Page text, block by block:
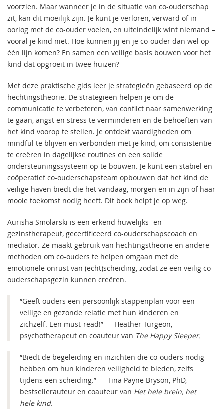
voorzien. Maar wanneer je in de situatie van co-ouderschap
zit, kan dit moeilijk zijn. Je kunt je verloren, verward of in
oorlog met de co-ouder voelen, en uiteindelijk wint niemand –
vooral je kind niet. Hoe kunnen jij en je co-ouder dan wel op
één lijn komen? En samen een veilige basis bouwen voor het
kind dat opgroeit in twee huizen?
Met deze praktische gids leer je strategieën gebaseerd op de
hechtingstheorie. De strategieën helpen je om de
communicatie te verbeteren, van conflict naar samenwerking
te gaan, angst en stress te verminderen en de behoeften van
het kind voorop te stellen. Je ontdekt vaardigheden om
mindful te blijven en verbonden met je kind, om consistentie
te creëren in dagelijkse routines en een solide
ondersteuningssysteem op te bouwen. Je kunt een stabiel en
coöperatief co-ouderschapsteam opbouwen dat het kind de
veilige haven biedt die het vandaag, morgen en in zijn of haar
mooie toekomst nodig heeft. Dit boek helpt je op weg.
Aurisha Smolarski is een erkend huwelijks- en
gezinstherapeut, gecertificeerd co-ouderschapscoach en
mediator. Ze maakt gebruik van hechtingstheorie en andere
methoden om co-ouders te helpen omgaan met de
emotionele onrust van (echt)scheiding, zodat ze een veilig co-
ouderschapsgezin kunnen creëren.
“Geeft ouders een persoonlijk stappenplan voor een
veilige en gezonde relatie met hun kinderen en
zichzelf. Een must-read!” — Heather Turgeon,
psychotherapeut en coauteur van The Happy Sleeper.
“Biedt de begeleiding en inzichten die co-ouders nodig
hebben om hun kinderen veiligheid te bieden, zelfs
tijdens een scheiding.” — Tina Payne Bryson, PhD,
bestsellerauteur en coauteur van Het hele brein, het
hele kind.